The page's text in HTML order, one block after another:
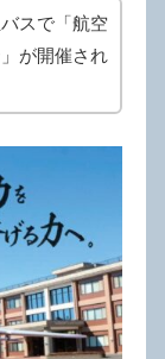
スで「航空
が開催され